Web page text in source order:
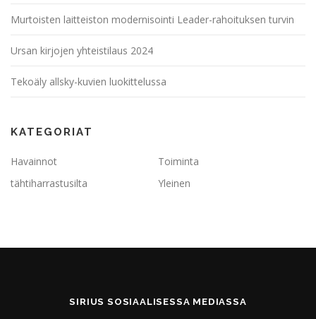
Murtoisten laitteiston modernisointi Leader-rahoituksen turvin
Ursan kirjojen yhteistilaus 2024
Tekoäly allsky-kuvien luokittelussa
KATEGORIAT
Havainnot
Toiminta
tähtiharrastusilta
Yleinen
SIRIUS SOSIAALISESSA MEDIASSA